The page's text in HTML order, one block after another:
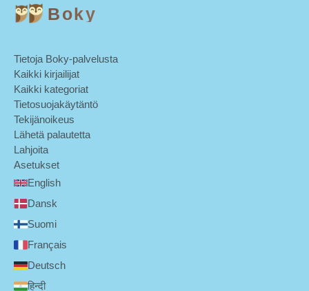
Boky
Tietoja Boky-palvelusta
Kaikki kirjailijat
Kaikki kategoriat
Tietosuojakäytäntö
Tekijänoikeus
Lähetä palautetta
Lahjoita
Asetukset
English
Dansk
Suomi
Français
Deutsch
हिन्दी